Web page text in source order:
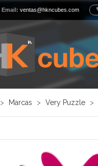
Email: ventas@hkncubes.com
> Marcas > Very Puzzle >